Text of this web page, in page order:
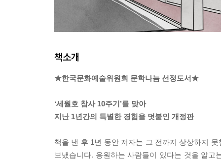
책소개
★한국문화예술위원회 문학나눔 선정도서★
‘세월호 참사 10주기’를 맞아
지난 1년간의 특별한 경험을 덧붙인 개정판
책을 낸 후 1년 동안 저자는 그 전까지 상상하지
보냈습니다. 응원하는 사람들이 있다는 것을 알